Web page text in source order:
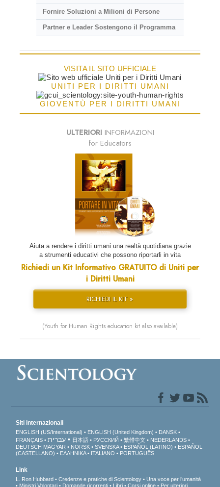
Fornire Soluzioni a Milioni di Persone
Partner e Leader Sostengono il Programma
VISITA IL SITO UFFICIALE
UNITI PER I DIRITTI UMANI
GIOVENTÙ PER I DIRITTI UMANI
ULTERIORIINFORMAZIONI
for Educators
Aiuta a rendere i diritti umani una realtà quotidiana grazie
a strumenti educativi che possono riportarli in vita
Richiedi un Kit Informativo GRATUITO di Uniti per
i Diritti Umani
RICHIEDI IL KIT »
(Youth for Human Rights education kit also available)
Siti internazionali
ENGLISH (US/International) ENGLISH (United Kingdom)
DANSK
FRANÇAIS
עברית 日本語 РУССКИЙ 繁體中文
NEDERLANDS
DEUTSCH MAGYAR NORSK SVENSKA ESPAÑOL (LATINO)
ESPAÑOL
(CASTELLANO)
ΕΛΛΗΝΙΚA ITALIANO PORTUGUÊS
Link
L. Ron Hubbard Credenze e pratiche di Scientology
Una voce per l’umanità
Ministri Volontari
Domande ricorrenti Libri Corsi online Per ulteriori